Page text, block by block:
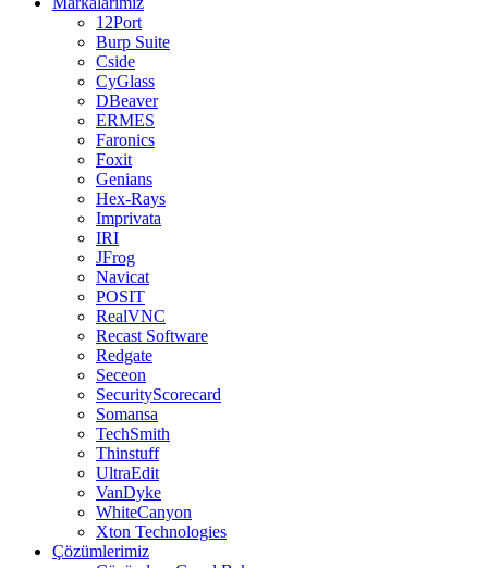
12Port
Burp Suite
Cside
CyGlass
DBeaver
ERMES
Faronics
Foxit
Genians
Hex-Rays
Imprivata
IRI
JFrog
Navicat
POSIT
RealVNC
Recast Software
Redgate
Seceon
SecurityScorecard
Somansa
TechSmith
Thinstuff
UltraEdit
VanDyke
WhiteCanyon
Xton Technologies
Çözümlerimiz